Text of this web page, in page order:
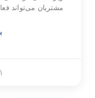
مشتریان می‌تواند